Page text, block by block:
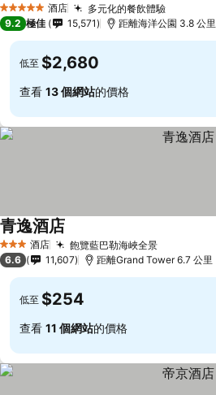
5 星級 酒店 多元化的餐飲體驗
9.2 極佳 15,571 距離海洋公園 3.8 公里
低至 $2,680
查看 13 個網站的價格
3 星級 酒店 飽覽藍巴勒海峽全景
青逸酒店
6.6 11,607 距離Grand Tower 6.7 公里
低至 $254
查看 11 個網站的價格